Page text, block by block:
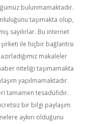
bulunmamaktadır.
taşımakta olup,
sayılırlar. Bu internet
ile hiçbir bağlantısı
makaleler
niteliği taşımamakta
yapılmamaktadır.
tamamen tesadüfidir.
bir bilgi paylaşım
aykırı olduğunu